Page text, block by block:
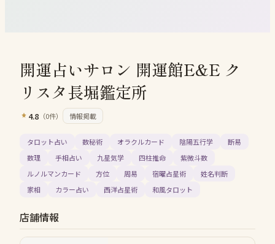
開運占いサロン 開運館E&E ク
リスタ長堀鑑定所
4.8 （0件） 情報掲載
タロット占い 数秘術 オラクルカード 陰陽五行学
断易
数理
手相占い 九星気学 四柱推命
紫微斗数
ルノルマンカード
方位 周易 宿曜占星術
姓名判断
家相
カラー占い 西洋占星術 和風タロット
店舗情報